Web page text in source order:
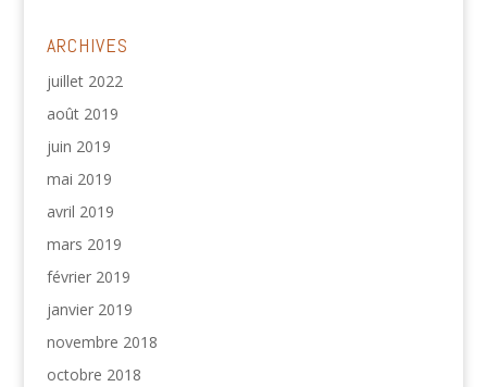
ARCHIVES
juillet 2022
août 2019
juin 2019
mai 2019
avril 2019
mars 2019
février 2019
janvier 2019
novembre 2018
octobre 2018